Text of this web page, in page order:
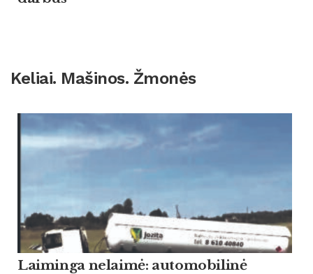
Keliai. Mašinos. Žmonės
Laiminga nelaimė: automobilinė